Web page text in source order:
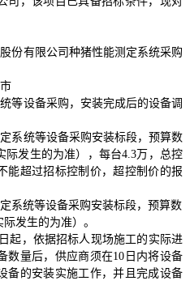
份有限公司种猪性能测定系统采购
等设备采购，安装完成后的设备调
系统等设备采购安装标段，预算数
际发生的为准），每台4.3万，总控
能超过招标控制价，超控制价的报
系统等设备采购安装标段，预算数
发生的为准）。
起，依据招标人现场施工的实际进
数量后，供应商须在10日内将设备
备的安装实施工作，并且完成设备